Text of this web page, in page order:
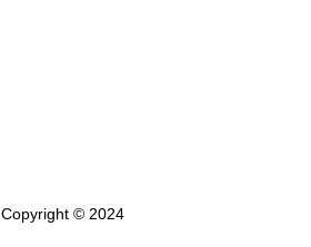
Copyright © 2024